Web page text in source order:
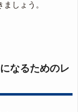
しょう。
なるためのレ